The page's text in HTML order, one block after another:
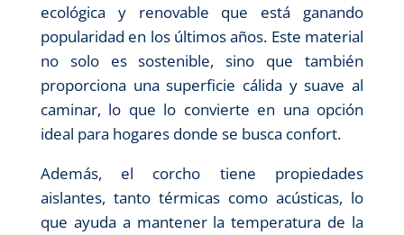
ecológica y renovable que está ganando
popularidad en los últimos años. Este material
no solo es sostenible, sino que también
proporciona una superficie cálida y suave al
caminar, lo que lo convierte en una opción
ideal para hogares donde se busca confort.
Además, el corcho tiene propiedades
aislantes, tanto térmicas como acústicas, lo
que ayuda a mantener la temperatura de la